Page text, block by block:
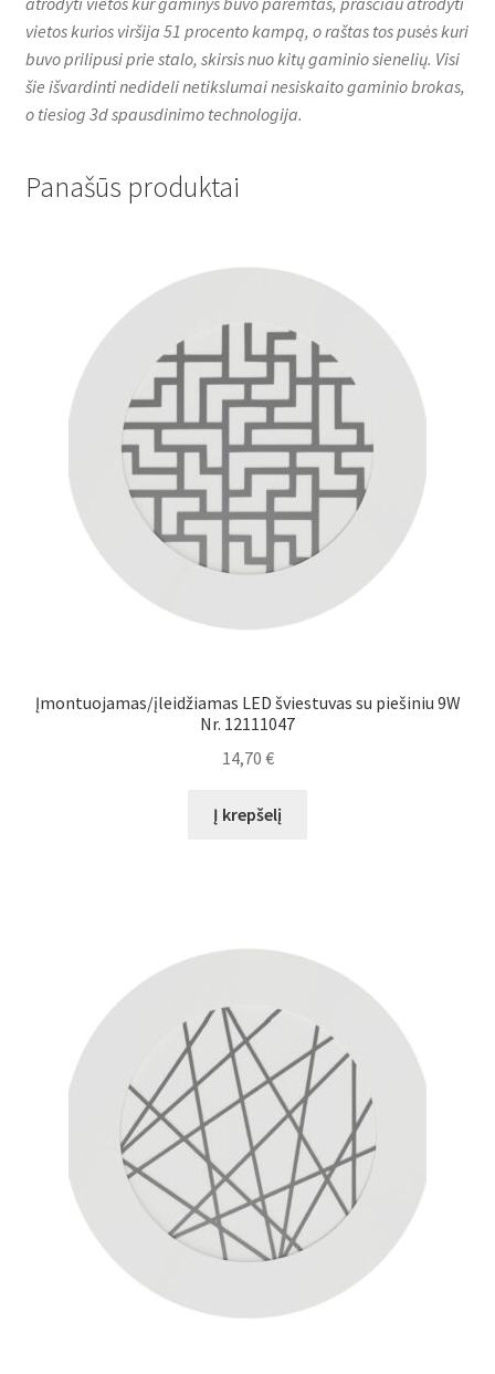
vietos kurios viršija 51 procento kampą, o raštas tos pusės kuri
buvo prilipusi prie stalo, skirsis nuo kitų gaminio sienelių. Visi
šie išvardinti nedideli netikslumai nesiskaito gaminio brokas,
o tiesiog 3d spausdinimo technologija.
Panašūs produktai
Įmontuojamas/įleidžiamas LED šviestuvas su piešiniu 9W
Nr. 12111047
14,70 €
Į krepšelį